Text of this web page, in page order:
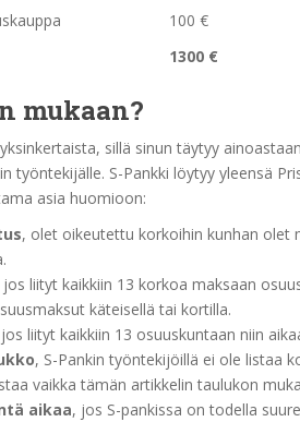
100 €
1300 €
mukaan?
sillä sinun täytyy
työntekijälle. S-Pankki löytyy yleensä
asia huomioon:
, olet oikeutettu korkoihin kunhan olet
jos liityt kaikkiin 13 korkoa maksaan
käteisellä tai kortilla.
liityt kaikkiin 13 osuuskuntaan niin
, S-Pankin työntekijöillä ei ole listaa
vaikka tämän artikkelin taulukon
aikaa, jos S-pankissa on todella